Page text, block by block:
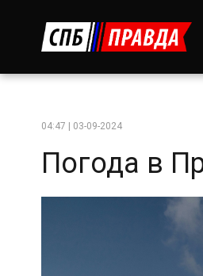
04:47 | 03-09-2024
Погода в